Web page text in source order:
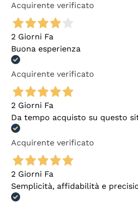
Acquirente verificato
2 Giorni Fa
Buona esperienza
Acquirente verificato
2 Giorni Fa
Da tempo acquisto su questo
Acquirente verificato
2 Giorni Fa
Semplicità, affidabilità e